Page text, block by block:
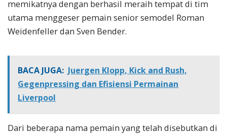
memikatnya dengan berhasil meraih tempat di tim
utama menggeser pemain senior semodel Roman
Weidenfeller dan Sven Bender.
BACA JUGA: Juergen Klopp, Kick and Rush,
Gegenpressing dan Efisiensi Permainan
Liverpool
Dari beberapa nama pemain yang telah disebutkan di